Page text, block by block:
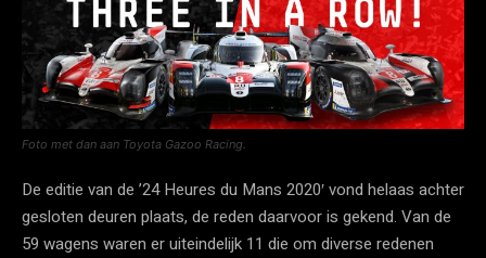
Foto met dan aan Toyota Gazoo Racing.
De editie van de ’24 Heures du Mans 2020′ vond helaas achter
gesloten deuren plaats, de reden daarvoor is gekend. Van de
59 wagens waren er uiteindelijk 11 die om diverse redenen